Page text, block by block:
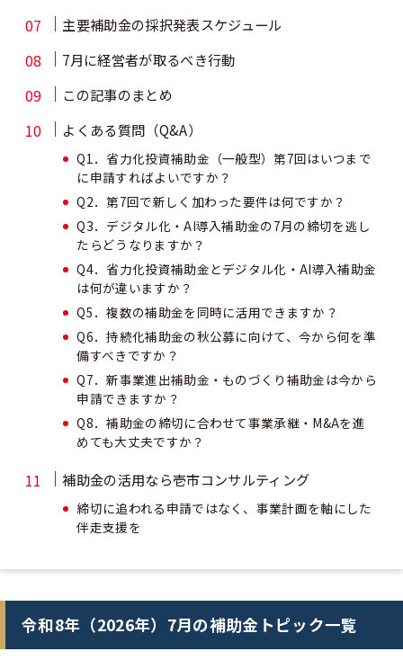
主要補助金の採択発表スケジュール
7月に経営者が取るべき行動
この記事のまとめ
よくある質問（Q&A）
Q1．省力化投資補助金（一般型）第7回はいつまで
に申請すればよいですか？
Q2．第7回で新しく加わった要件は何ですか？
Q3．デジタル化・AI導入補助金の7月の締切を逃し
たらどうなりますか？
Q4．省力化投資補助金とデジタル化・AI導入補助金
は何が違いますか？
Q5．複数の補助金を同時に活用できますか？
Q6．持続化補助金の秋公募に向けて、今から何を準
備すべきですか？
Q7．新事業進出補助金・ものづくり補助金は今から
申請できますか？
Q8．補助金の締切に合わせて事業承継・M&Aを進
めても大丈夫ですか？
補助金の活用なら壱市コンサルティング
締切に追われる申請ではなく、事業計画を軸にした
伴走支援を
令和8年（2026年）7月の補助金トピック一覧